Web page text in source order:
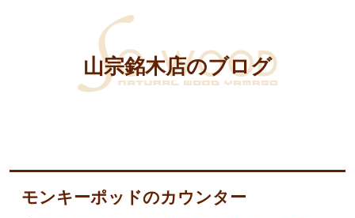
山宗銘木店のブログ
モンキーポッドのカウンター